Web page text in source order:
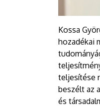
Kossa
hozadékai
teljesítése
beszélt az
és